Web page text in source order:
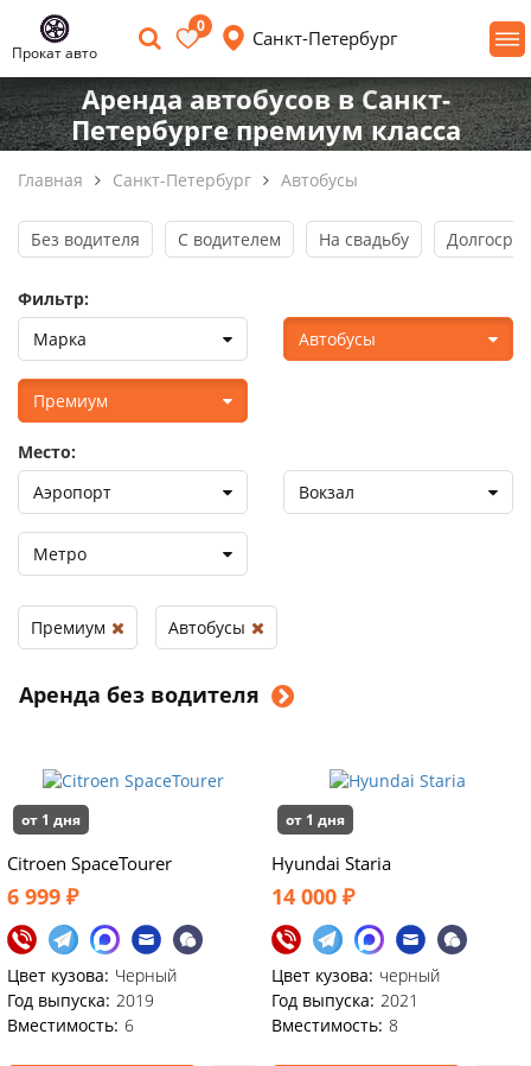
Прокат авто
0
Санкт-Петербург
Аренда автобусов в Санкт-
Петербурге премиум класса
Главная Санкт-Петербург Автобусы
Аренда без водителя
от 1 дня
Citroen SpaceTourer
6 999 ₽
Цвет кузова: Черный
Год выпуска: 2019
Вместимость: 6
от 1 дня
Hyundai Staria
14 000 ₽
Цвет кузова: черный
Год выпуска: 2021
Вместимость: 8
Без водителя С водителем На свадьбу
Фильтр:
Марка
Автобусы
Премиум
Место:
Аэропорт
Вокзал
Метро
Премиум Автобусы